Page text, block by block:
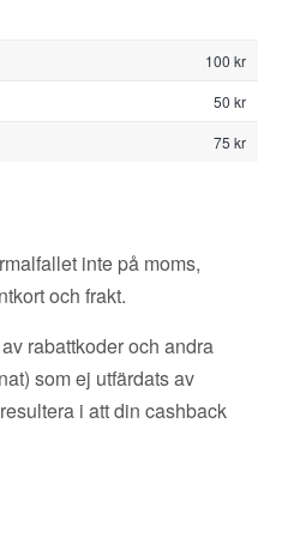
100 kr
50 kr
75 kr
inte på moms,
och frakt.
rabattkoder och andra
som ej utfärdats av
i att din cashback